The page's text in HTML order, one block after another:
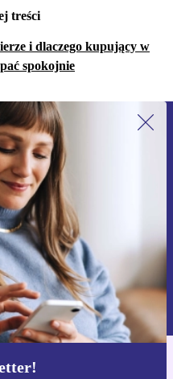
treści
i dlaczego kupujący w
spokojnie
newsletter!
oferty.
się
osobowych znajdują się w
refurbed